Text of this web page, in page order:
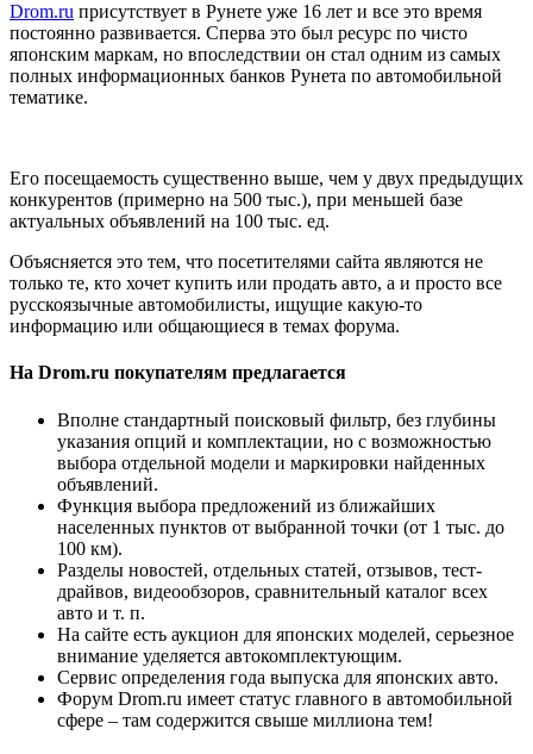
Drom.ru присутствует в Рунете уже 16 лет и все это время
постоянно развивается. Сперва это был ресурс по чисто
японским маркам, но впоследствии он стал одним из самых
полных информационных банков Рунета по автомобильной
тематике.
Его посещаемость существенно выше, чем у двух предыдущих
конкурентов (примерно на 500 тыс.), при меньшей базе
актуальных объявлений на 100 тыс. ед.
Объясняется это тем, что посетителями сайта являются не
только те, кто хочет купить или продать авто, а и просто все
русскоязычные автомобилисты, ищущие какую-то
информацию или общающиеся в темах форума.
На Drom.ru покупателям предлагается
Вполне стандартный поисковый фильтр, без глубины
указания опций и комплектации, но с возможностью
выбора отдельной модели и маркировки найденных
объявлений.
Функция выбора предложений из ближайших
населенных пунктов от выбранной точки (от 1 тыс. до
100 км).
Разделы новостей, отдельных статей, отзывов, тест-
драйвов, видеообзоров, сравнительный каталог всех
авто и т. п.
На сайте есть аукцион для японских моделей, серьезное
внимание уделяется автокомплектующим.
Сервис определения года выпуска для японских авто.
Форум Drom.ru имеет статус главного в автомобильной
сфере – там содержится свыше миллиона тем!